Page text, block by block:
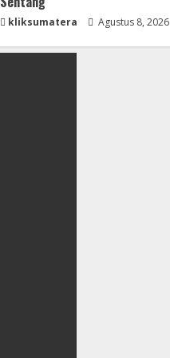
kliksumatera Agustus 8, 2026